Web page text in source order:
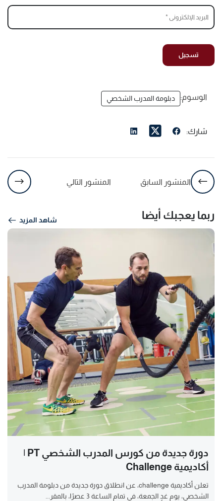
الوسوم: دبلومة المدرب الشخصي
شارك:
المنشور السابق المنشور التالي
ربما يعجبك أيضا شاهد المزيد
دورة جديدة من كورس المدرب الشخصي PT |
أكاديمية Challenge
تعلن أكاديمية challenge، عن انطلاق دورة جديدة من دبلومة المدرب
الشخصي، يوم غدٍ الجمعة، في تمام الساعة 3 عصرًا، بالمقر...